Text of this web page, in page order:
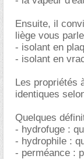
Ensuite, il
liège vous
- isolant en
- isolant en
Les propriétés
identiques
Quelques
- hydrofuge :
- hydrophile :
- perméance :